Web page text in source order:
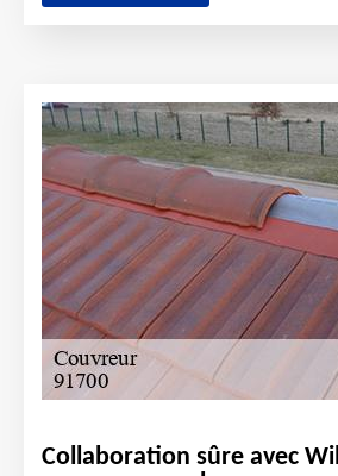
Collaboration sûre avec